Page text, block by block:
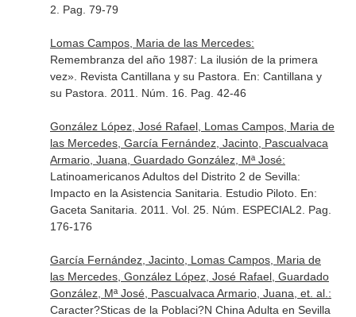
2. Pag. 79-79
Lomas Campos, Maria de las Mercedes:
Remembranza del año 1987: La ilusión de la primera
vez». Revista Cantillana y su Pastora. En: Cantillana y
su Pastora . 2011. Núm. 16. Pag. 42-46
González López, José Rafael, Lomas Campos, Maria de
las Mercedes, García Fernández, Jacinto, Pascualvaca
Armario, Juana, Guardado González, Mª José:
Latinoamericanos Adultos del Distrito 2 de Sevilla:
Impacto en la Asistencia Sanitaria. Estudio Piloto. En:
Gaceta Sanitaria . 2011. Vol. 25. Núm. ESPECIAL2. Pag.
176-176
García Fernández, Jacinto, Lomas Campos, Maria de
las Mercedes, González López, José Rafael, Guardado
González, Mª José, Pascualvaca Armario, Juana, et. al.:
Caracter?Sticas de la Poblaci?N China Adulta en Sevilla